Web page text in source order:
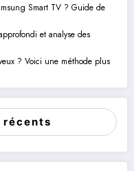
Smart TV ? Guide de
et analyse des
? Voici une méthode plus
récents